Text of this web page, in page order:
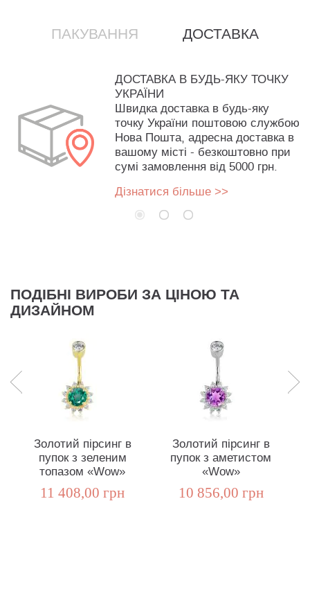
ПАКУВАННЯ ДОСТАВКА
ДОСТАВКА В БУДЬ-ЯКУ ТОЧКУ
УКРАЇНИ
Швидка доставка в будь-яку
точку України поштовою службою
Нова Пошта, адресна доставка в
вашому місті - безкоштовно при
сумі замовлення від 5000 грн.
Дізнатися більше >>
ПОДІБНІ ВИРОБИ ЗА ЦІНОЮ ТА
ДИЗАЙНОМ
Золотий пірсинг в
пупок з зеленим
топазом «Wow»
11 408,00 грн
Золотий пірсинг в
пупок з аметистом
«Wow»
10 856,00 грн